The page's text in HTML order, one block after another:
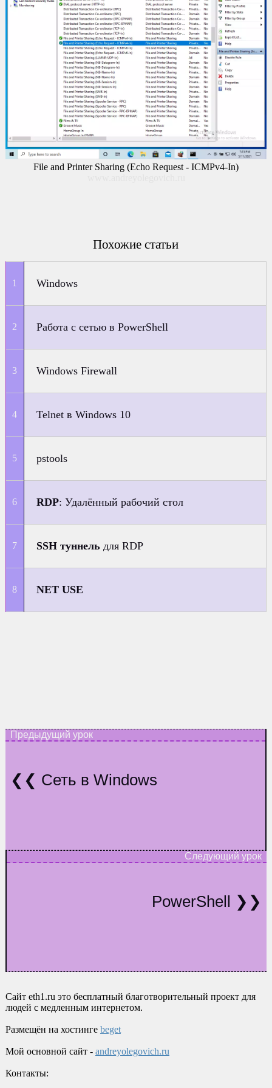
File and Printer Sharing (Echo Request - ICMPv4-In)
Похожие статьи
Windows
Работа с сетью в PowerShell
Windows Firewall
Telnet в Windows 10
pstools
RDP: Удалённый рабочий стол
SSH туннель для RDP
NET USE
Сеть в Windows
PowerShell
Сайт eth1.ru это бесплатный благотворительный проект для
людей с медленным интернетом.
Размещён на хостинге beget
Мой основной сайт - andreyolegovich.ru
Контакты: